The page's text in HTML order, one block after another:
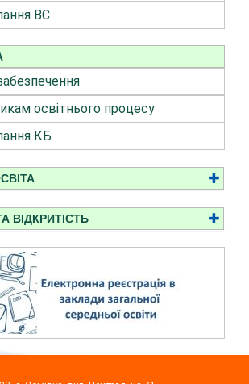
ВС
освітнього процесу
КБ
ВІДКРИТІСТЬ